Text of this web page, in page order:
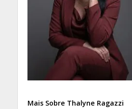
Mais Sobre Thalyne Ragazzi